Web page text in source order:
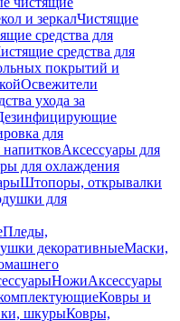
и зеркалЧистящие
средства для
средства для
покрытий и
Освежители
ухода за
для
Аксессуары для
для охлаждения
Штопоры, открывалки
для
Пледы,
декоративныеМаски,
НожиАксессуары
Ковры и
шкурыКовры,